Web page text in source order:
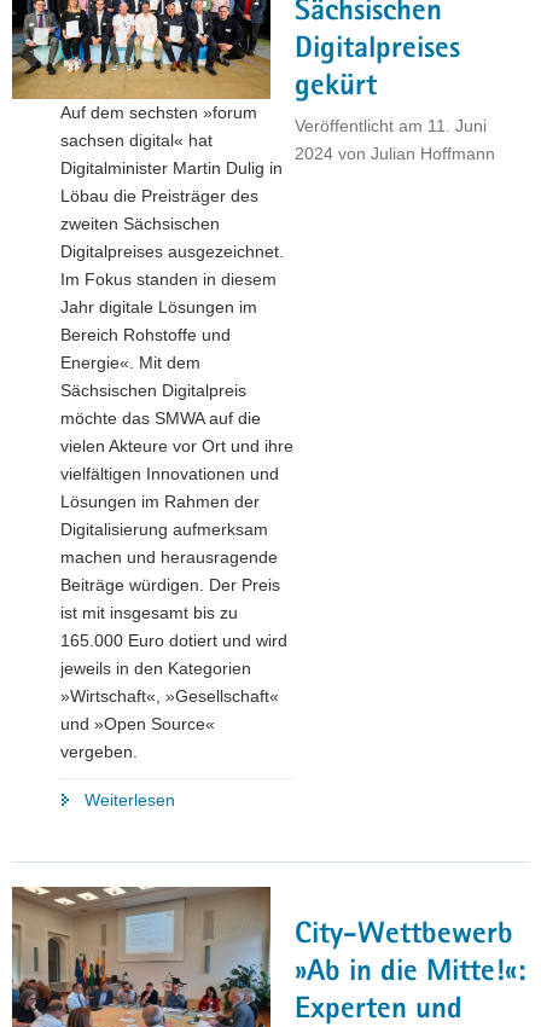
Unternehmen"
Sächsischen
Digitalpreises
gekürt
Veröffentlicht am 11. Juni
2024 von Julian Hoffmann
Auf dem sechsten »forum
sachsen digital« hat
Digitalminister Martin Dulig in
Löbau die Preisträger des
zweiten Sächsischen
Digitalpreises ausgezeichnet.
Im Fokus standen in diesem
Jahr digitale Lösungen im
Bereich Rohstoffe und
Energie«. Mit dem
Sächsischen Digitalpreis
möchte das SMWA auf die
vielen Akteure vor Ort und ihre
vielfältigen Innovationen und
Lösungen im Rahmen der
Digitalisierung aufmerksam
machen und herausragende
Beiträge würdigen. Der Preis
ist mit insgesamt bis zu
165.000 Euro dotiert und wird
jeweils in den Kategorien
»Wirtschaft«, »Gesellschaft«
und »Open Source«
vergeben.
Weiterlesen
Digitalpreises
gekürt"
City-Wettbewerb
»Ab in die Mitte!«:
Experten und